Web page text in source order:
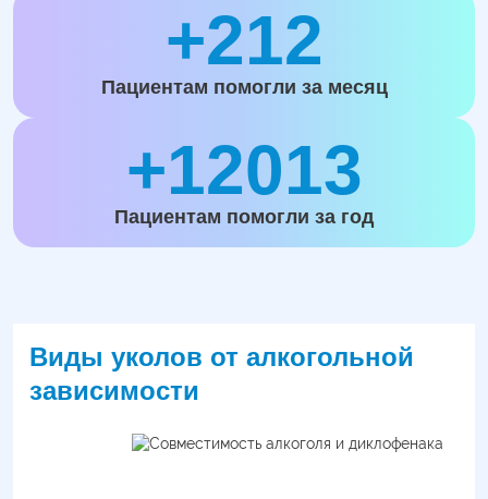
+212
Пациентам помогли за месяц
+12013
Пациентам помогли за год
Виды уколов от алкогольной
зависимости